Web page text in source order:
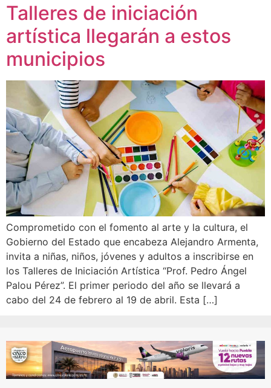
Talleres de iniciación
artística llegarán a estos
municipios
Comprometido con el fomento al arte y la cultura, el
Gobierno del Estado que encabeza Alejandro Armenta,
invita a niñas, niños, jóvenes y adultos a inscribirse en
los Talleres de Iniciación Artística “Prof. Pedro Ángel
Palou Pérez”. El primer periodo del año se llevará a
cabo del 24 de febrero al 19 de abril. Esta […]